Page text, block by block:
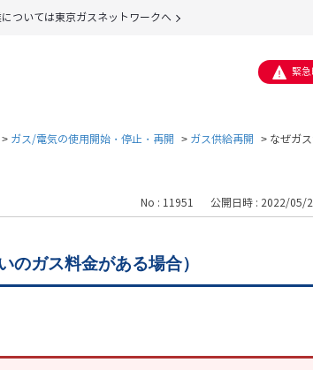
ついては東京ガスネットワークへ
緊
> ガス/電気の使用開始・停止・再開 > ガス供給再開 > なぜガ
No : 11951 公開日時 : 2022/05/
のガス料金がある場合）